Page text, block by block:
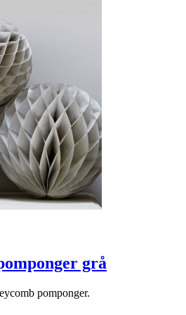
grå
pomponger.